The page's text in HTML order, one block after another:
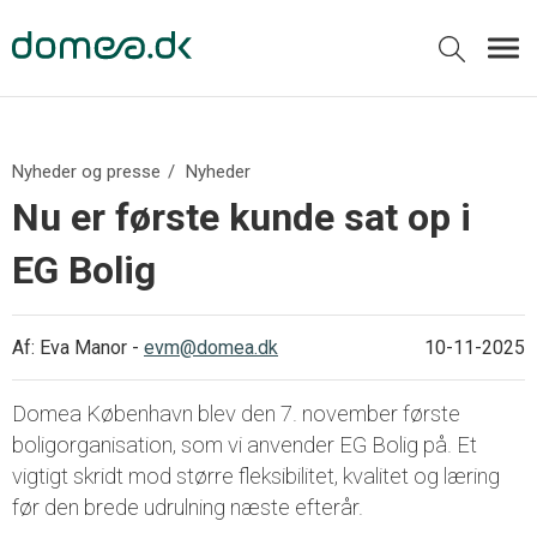
Nyheder og presse Nyheder
Nu er første kunde sat op i
EG Bolig
10-11-2025
Af: Eva Manor - evm@domea.dk
Domea København blev den 7. november første
boligorganisation, som vi anvender EG Bolig på. Et
vigtigt skridt mod større fleksibilitet, kvalitet og læring
før den brede udrulning næste efterår.